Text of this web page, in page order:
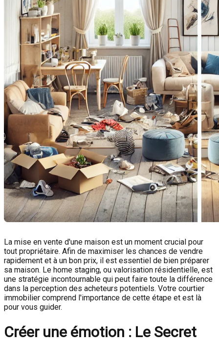
La mise en vente d'une maison est un moment crucial pour
tout propriétaire. Afin de maximiser les chances de vendre
rapidement et à un bon prix, il est essentiel de bien préparer
sa maison. Le home staging, ou valorisation résidentielle, est
une stratégie incontournable qui peut faire toute la différence
dans la perception des acheteurs potentiels. Votre courtier
immobilier comprend l'importance de cette étape et est là
pour vous guider.
Créer une émotion : Le Secret